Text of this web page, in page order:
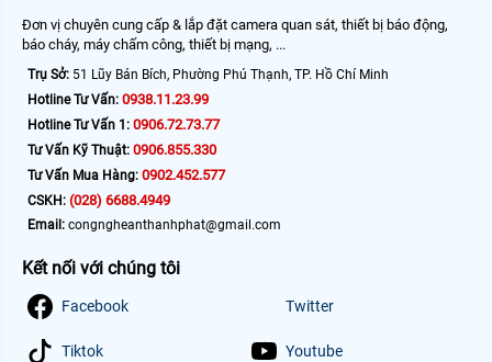
Đơn vị chuyên cung cấp & lắp đặt camera quan sát, thiết bị báo động,
báo cháy, máy chấm công, thiết bị mạng, ...
Trụ Sở: 51 Lũy Bán Bích, Phường Phú Thạnh, TP. Hồ Chí Minh
Hotline Tư Vấn: 0938.11.23.99
Hotline Tư Vấn 1: 0906.72.73.77
Tư Vấn Kỹ Thuật: 0906.855.330
Tư Vấn Mua Hàng: 0902.452.577
CSKH: (028) 6688.4949
Email: congngheanthanhphat@gmail.com
Kết nối với chúng tôi
Facebook Twitter
Tiktok Youtube